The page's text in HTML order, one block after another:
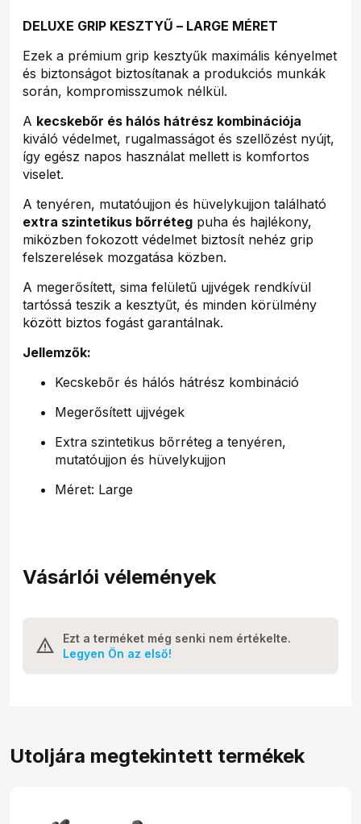
DELUXE GRIP KESZTYŰ – LARGE MÉRET
Ezek a prémium grip kesztyűk maximális kényelmet
és biztonságot biztosítanak a produkciós munkák
során, kompromisszumok nélkül.
A kecskebőr és hálós hátrész kombinációja
kiváló védelmet, rugalmasságot és szellőzést nyújt,
így egész napos használat mellett is komfortos
viselet.
A tenyéren, mutatóujjon és hüvelykujjon található
extra szintetikus bőrréteg puha és hajlékony,
miközben fokozott védelmet biztosít nehéz grip
felszerelések mozgatása közben.
A megerősített, sima felületű ujjvégek rendkívül
tartóssá teszik a kesztyűt, és minden körülmény
között biztos fogást garantálnak.
Jellemzők:
Kecskebőr és hálós hátrész kombináció
Megerősített ujjvégek
Extra szintetikus bőrréteg a tenyéren,
mutatóujjon és hüvelykujjon
Méret: Large
Vásárlói vélemények
Ezt a terméket még senki nem értékelte.
Legyen Ön az első!
Utoljára megtekintett termékek